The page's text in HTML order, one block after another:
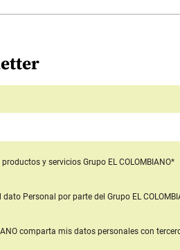
y servicios Grupo EL COLOMBIANO*
Personal por parte del Grupo EL
comparta mis datos personales con